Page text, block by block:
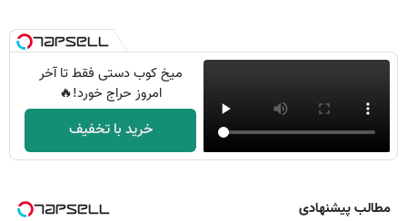
میخ کوب دستی فقط تا آخر
امروز حراج خورد!🔥
خرید با تخفیف
مطالب پیشنهادی